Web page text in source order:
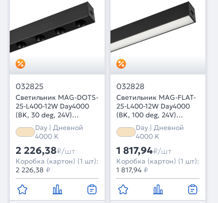
032825
Светильник MAG-DOTS-
25-L400-12W Day4000
(BK, 30 deg, 24V)
(Arlight, IP20 Металл, 5
лет)
Day | Дневной
4000 K
2 226,38₽/шт
Коробка (картон) (1 шт):
2 226,38 ₽
032828
Светильник MAG-FLAT-
25-L400-12W Day4000
(BK, 100 deg, 24V)
(Arlight, IP20 Металл, 5
лет)
Day | Дневной
4000 K
1 817,94₽/шт
Коробка (картон) (1 шт):
1 817,94 ₽